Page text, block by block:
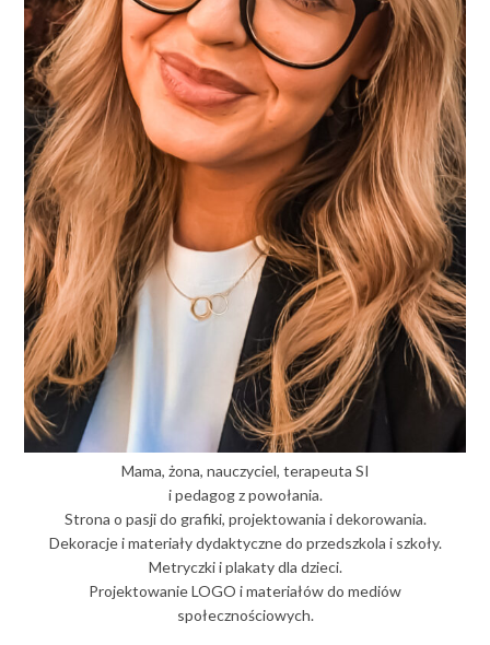
Mama, żona, nauczyciel, terapeuta SI
i pedagog z powołania.
Strona o pasji do grafiki, projektowania i dekorowania.
Dekoracje i materiały dydaktyczne do przedszkola i szkoły.
Metryczki i plakaty dla dzieci.
Projektowanie LOGO i materiałów do mediów
społecznościowych.